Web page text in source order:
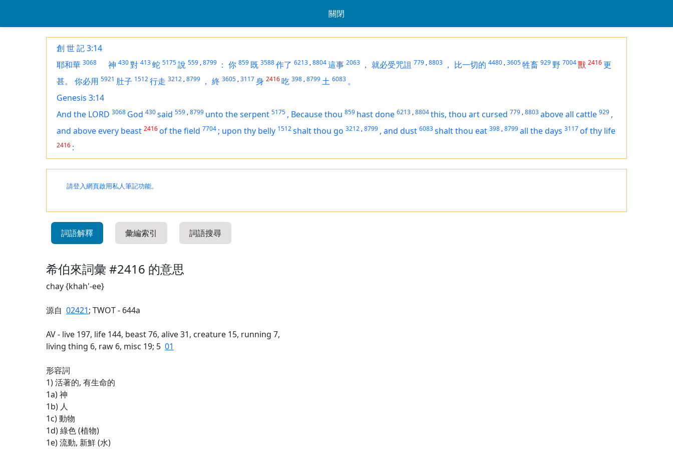
關閉
創 世 記 3:14
耶和華 3068 神 430對 413蛇 5175說 559 ,8799 ： 你 859 既 3588作了 6213 ,8804這事 2063 ， 就必受咒詛 779 ,8803 ， 比一切的 4480 ,3605牲畜 929野 7004獸 2416更
甚。
你必用 5921 肚子 1512行走 3212 ,8799 ， 終 3605 ,3117身 2416吃 398 ,8799土 6083 。
Genesis 3:14
And the LORD 3068 God 430said 559 ,8799 unto the serpent 5175 , Because thou 859 hast done 6213 ,8804this, thou artcursed 779 ,8803above all cattle 929 ,
and above every beast 2416of the field 7704 ; upon thy belly 1512shalt thou go 3212 ,8799 , and dust 6083shalt thou eat 398 ,8799all the days 3117of thy life
2416 :
請登入網頁啟用私人筆記功能。
詞語解釋 彙編索引 詞語搜尋
希伯來詞彙 #2416 的意思
chay {khah'-ee}
源自 02421; TWOT - 644a
AV - live 197, life 144, beast 76, alive 31, creature 15, running 7,
living thing 6, raw 6, misc 19; 5 01
形容詞
1) 活著的, 有生命的
1a) 神
1b) 人
1c) 動物
1d) 綠色 (植物)
1e) 流動, 新鮮 (水)